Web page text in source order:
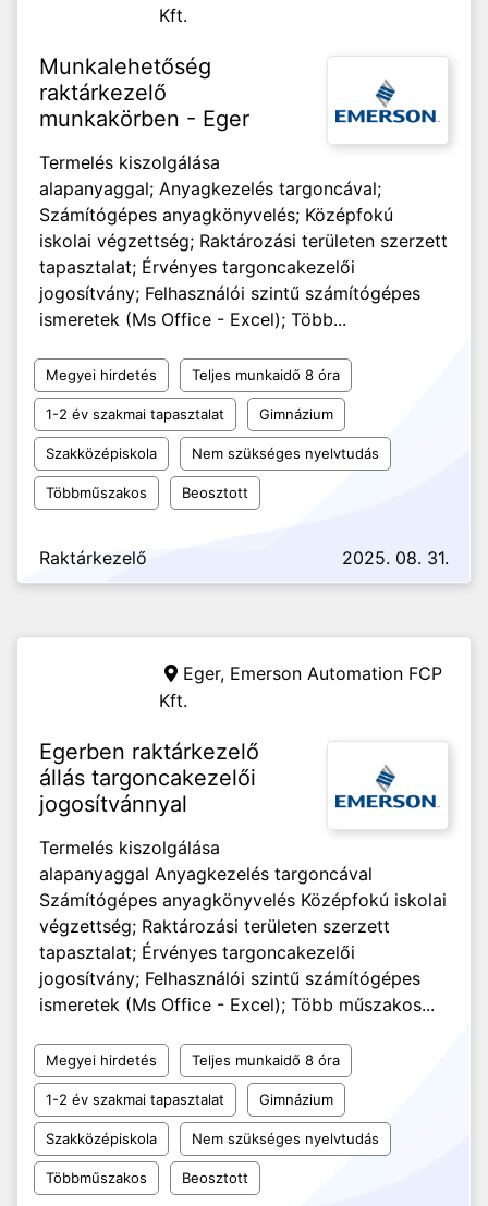
Kft.
Munkalehetőség
raktárkezelő
munkakörben - Eger
Termelés kiszolgálása
alapanyaggal; Anyagkezelés targoncával;
Számítógépes anyagkönyvelés; Középfokú
iskolai végzettség; Raktározási területen szerzett
tapasztalat; Érvényes targoncakezelői
jogosítvány; Felhasználói szintű számítógépes
ismeretek (Ms Office - Excel); Több...
Megyei hirdetés Teljes munkaidő 8 óra
1-2 év szakmai tapasztalat Gimnázium
Szakközépiskola Nem szükséges nyelvtudás
Többműszakos Beosztott
Raktárkezelő 2025. 08. 31.
Eger, Emerson Automation FCP
Kft.
Egerben raktárkezelő
állás targoncakezelői
jogosítvánnyal
Termelés kiszolgálása
alapanyaggal Anyagkezelés targoncával
Számítógépes anyagkönyvelés Középfokú iskolai
végzettség; Raktározási területen szerzett
tapasztalat; Érvényes targoncakezelői
jogosítvány; Felhasználói szintű számítógépes
ismeretek (Ms Office - Excel); Több műszakos...
Megyei hirdetés Teljes munkaidő 8 óra
1-2 év szakmai tapasztalat Gimnázium
Szakközépiskola Nem szükséges nyelvtudás
Többműszakos Beosztott